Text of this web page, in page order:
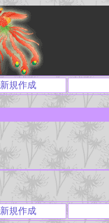
新規作成
新規作成